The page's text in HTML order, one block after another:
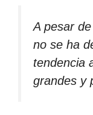
A pesar
no se ha
tendencia
grandes y